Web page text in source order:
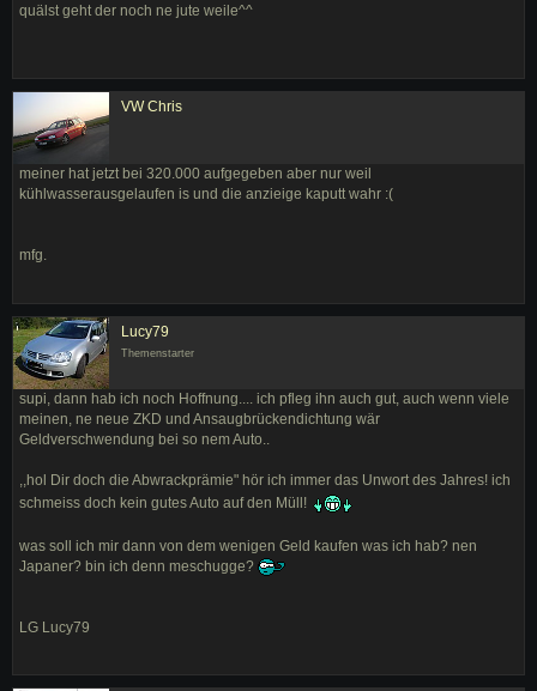
quälst geht der noch ne jute weile^^
VW Chris
meiner hat jetzt bei 320.000 aufgegeben aber nur weil
kühlwasserausgelaufen is und die anzieige kaputt wahr :(
mfg.
Lucy79
Themenstarter
supi, dann hab ich noch Hoffnung.... ich pfleg ihn auch gut, auch wenn viele
meinen, ne neue ZKD und Ansaugbrückendichtung wär
Geldverschwendung bei so nem Auto..
,,hol Dir doch die Abwrackprämie" hör ich immer das Unwort des Jahres! ich
schmeiss doch kein gutes Auto auf den Müll!
was soll ich mir dann von dem wenigen Geld kaufen was ich hab? nen
Japaner? bin ich denn meschugge?
LG Lucy79